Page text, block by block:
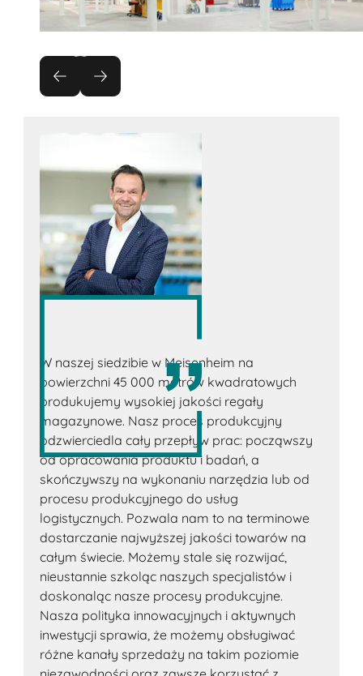
W naszej siedzibie w Meisenheim na
powierzchni 45 000 metrów kwadratowych
produkujemy wysokiej jakości regały
magazynowe. Nasz proces produkcyjny
odzwierciedla cały przepływ prac: począwszy
od opracowania produktu i badań, a
skończywszy na wykonaniu narzędzia lub od
procesu produkcyjnego do usług
logistycznych. Pozwala nam to na terminowe
dostarczanie najwyższej jakości towarów na
całym świecie. Możemy stale się rozwijać,
nieustannie szkoląc naszych specjalistów i
doskonaląc nasze procesy produkcyjne.
Nasza polityka innowacyjnych i aktywnych
inwestycji sprawia, że możemy obsługiwać
różne kanały sprzedaży na takim poziomie